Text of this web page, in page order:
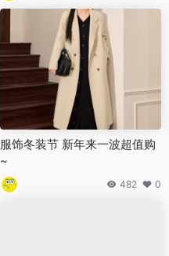
服饰冬装节 新年来一波超值购
~
482 0